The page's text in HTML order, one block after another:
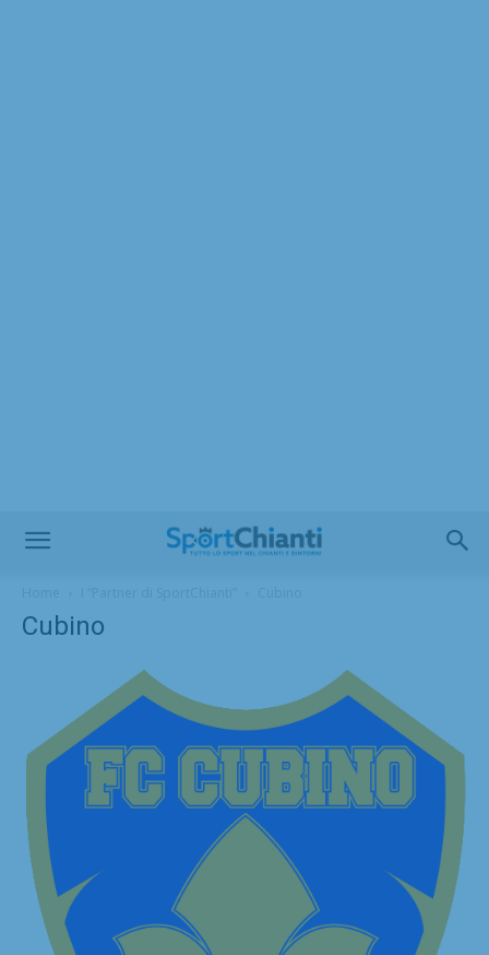
Cubino